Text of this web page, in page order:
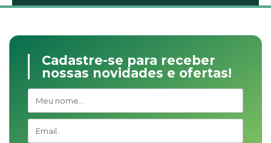
Cadastre-se para receber
nossas novidades e ofertas!